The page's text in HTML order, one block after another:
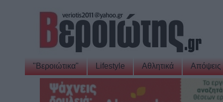
"Βεροιώτικα" Lifestyle Αθλητικά Απόψεις